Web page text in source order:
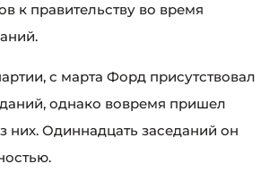
к правительству во время
с марта Форд присутствовал
однако вовремя пришел
них. Одиннадцать заседаний он